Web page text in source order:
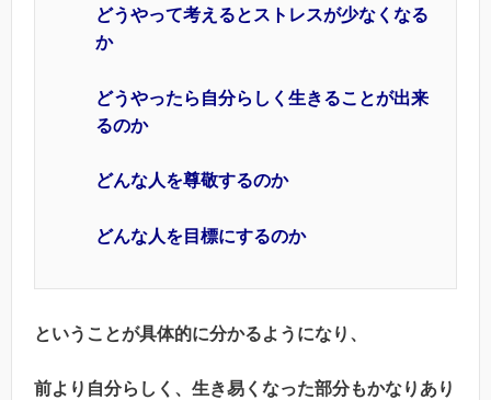
どうやって考えるとストレスが少なくなる
か
どうやったら自分らしく生きることが出来
るのか
どんな人を尊敬するのか
どんな人を目標にするのか
ということが具体的に分かるようになり、
前より自分らしく、生き易くなった部分もかなりあり